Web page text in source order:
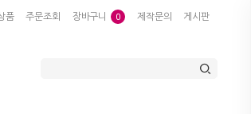
품 주문조회 장바구니 0 제작문의 게시판